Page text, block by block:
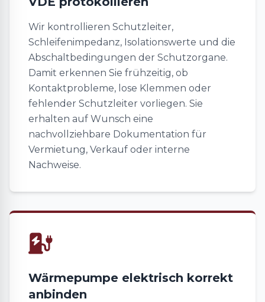
Wir kontrollieren Schutzleiter,
Schleifenimpedanz, Isolationswerte und die
Abschaltbedingungen der Schutzorgane.
Damit erkennen Sie frühzeitig, ob
Kontaktprobleme, lose Klemmen oder
fehlender Schutzleiter vorliegen. Sie
erhalten auf Wunsch eine
nachvollziehbare Dokumentation für
Vermietung, Verkauf oder interne
Nachweise.
Wärmepumpe elektrisch korrekt
anbinden